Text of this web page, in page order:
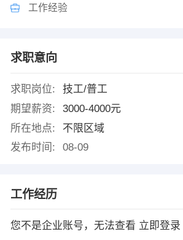
工作经验
求职意向
求职岗位:
技工/普工
期望薪资:
3000-4000元
所在地点:
不限区域
发布时间:
08-09
工作经历
您不是企业账号，无法查看 立即登录